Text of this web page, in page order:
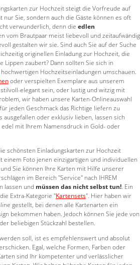
zur Hochzeit steigt die Vorfreude auf
nur Sie, sondern auch die Gäste können es oft
verwunderlich, denn die edlen
vom Brautpaar meist liebevoll und zeitaufwändig
gestalten wir sie. Sind auch Sie auf der Suche
originellen Einladung zur Hochzeit, die
Lippen zaubert? Dann sollten Sie sich in
hochwertigen Hochzeitseinladungen umschauen.
oder verspielten Exemplare aus unserem
elegant sein, oder lustig und witzig mit
wir haben unsere Karten-Onlineauswahl
jeden Geschmack das Richtige liefern zu
ausgefallen oder exklusiv lieben, lassen sich
mit Ihrem Namensdruck in Gold- oder
schönsten Einladungskarten zur Hochzeit
einem Foto jenen einzigartigen und individuellen
Sie können Ihre Karten mit Hilfe unserer
im Bereich "Service" nach IHREM
lassen und müssen das nicht selbst tun!. Ein
Extra-Kategorie "Kartensets". Hier haben wir
gestellt, bei denen alle Kartenarten ein
bekommen haben. Jedoch können Sie jede von
beliebigen Stückzahl bestellen.
soll, ist es empfehlenswert und absolut
Egal, welche Formen, Farben oder
sind Ihr kompetenter und verlässlicher